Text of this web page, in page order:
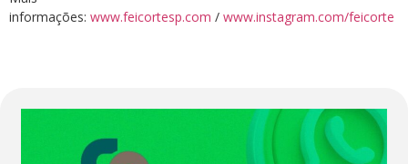
informações: www.feicortesp.com / www.instagram.com/feicorte